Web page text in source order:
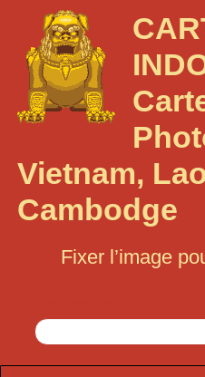
Vietnam,
Cambodge
Fixer l’image